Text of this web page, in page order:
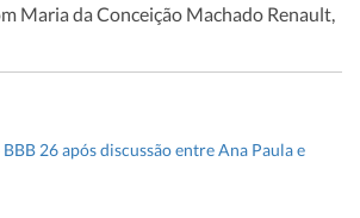
Maria da Conceição Machado Renault,